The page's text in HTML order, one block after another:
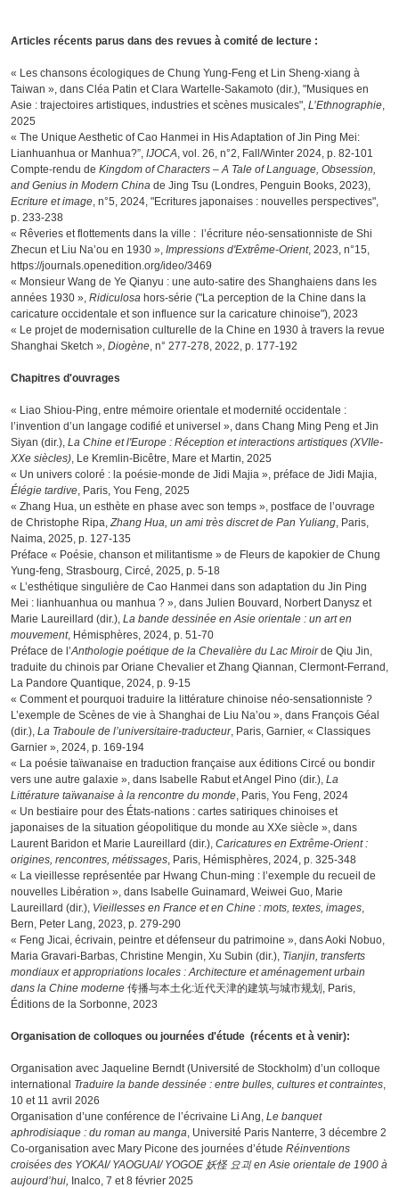
Articles récents parus dans des revues à comité de lecture :
« Les chansons écologiques de Chung Yung-Feng et Lin Sheng-xiang à
Taiwan », dans Cléa Patin et Clara Wartelle-Sakamoto (dir.), "Musiques en
Asie : trajectoires artistiques, industries et scènes musicales", L’Ethnographie
2025
« The Unique Aesthetic of Cao Hanmei in His Adaptation of Jin Ping Mei:
Lianhuanhua or Manhua?”, IJOCA , vol. 26, n°2, Fall/Winter 2024, p. 82-101
Compte-rendu de Kingdom of Characters ‒ A Tale of Language, Obsession,
and Genius in Modern China de Jing Tsu (Londres, Penguin Books, 2023),
Ecriture et image , n°5, 2024, "Ecritures japonaises : nouvelles perspectives",
p. 233-238
« Rêveries et flottements dans la ville : l’écriture néo-sensationniste de Shi
Zhecun et Liu Na’ou en 1930 », Impressions d'Extrême-Orient, 2023, n°15,
https://journals.openedition.org/ideo/3469
« Monsieur Wang de Ye Qianyu : une auto-satire des Shanghaiens dans les
années 1930 », Ridiculosa hors-série ("La perception de la Chine dans la
caricature occidentale et son influence sur la caricature chinoise"), 2023
« Le projet de modernisation culturelle de la Chine en 1930 à travers la revue
Shanghai Sketch », Diogène , n° 277-278, 2022, p. 177-192
Chapitres d'ouvrages
« Liao Shiou-Ping, entre mémoire orientale et modernité occidentale :
l’invention d’un langage codifié et universel », dans Chang Ming Peng et Jin
Siyan (dir.), La Chine et l'Europe : Réception et interactions artistiques (XVIIe-
XXe siècles) , Le Kremlin-Bicêtre, Mare et Martin, 2025
« Un univers coloré : la poésie-monde de Jidi Majia », préface de Jidi Majia,
Élégie tardive , Paris, You Feng, 2025
« Zhang Hua, un esthète en phase avec son temps », postface de l’ouvrage
de Christophe Ripa, Zhang Hua, un ami très discret de Pan Yuliang , Paris,
Naima, 2025, p. 127-135
Préface « Poésie, chanson et militantisme » de Fleurs de kapokier de Chung
Yung-feng, Strasbourg, Circé, 2025, p. 5-18
« L’esthétique singulière de Cao Hanmei dans son adaptation du Jin Ping
Mei : lianhuanhua ou manhua ? », dans Julien Bouvard, Norbert Danysz et
Marie Laureillard (dir.), La bande dessinée en Asie orientale : un art en
mouvement, Hémisphères, 2024, p. 51-70
Préface de l’Anthologie poétique de la Chevalière du Lac Miroirde Qiu Jin,
traduite du chinois par Oriane Chevalier et Zhang Qiannan, Clermont-Ferrand,
La Pandore Quantique, 2024, p. 9-15
« Comment et pourquoi traduire la littérature chinoise néo-sensationniste ?
L’exemple de Scènes de vie à Shanghai de Liu Na’ou », dans François Géal
(dir.), La Traboule de l’universitaire-traducteur, Paris, Garnier, « Classiques
Garnier », 2024, p. 169-194
« La poésie taïwanaise en traduction française aux éditions Circé ou bondir
vers une autre galaxie », dans Isabelle Rabut et Angel Pino (dir.), La
Littérature taïwanaise à la rencontre du monde , Paris, You Feng, 2024
« Un bestiaire pour des États-nations : cartes satiriques chinoises et
japonaises de la situation géopolitique du monde au XXe siècle », dans
Laurent Baridon et Marie Laureillard (dir.), Caricatures en Extrême-Orient :
origines, rencontres, métissages , Paris, Hémisphères, 2024, p. 325-348
« La vieillesse représentée par Hwang Chun-ming : l’exemple du recueil de
nouvelles Libération », dans Isabelle Guinamard, Weiwei Guo, Marie
Laureillard (dir.), Vieillesses en France et en Chine : mots, textes, images
Bern, Peter Lang, 2023, p. 279-290
« Feng Jicai, écrivain, peintre et défenseur du patrimoine », dans Aoki Nobuo,
Maria Gravari-Barbas, Christine Mengin, Xu Subin (dir.), Tianjin, transferts
mondiaux et appropriations locales : Architecture et aménagement urbain
dans la Chine moderne 传播与本土化:近代天津的建筑与城市规划, Paris,
Éditions de la Sorbonne, 2023
Organisation de colloques ou journées d'étude (récents et à venir):
Organisation avec Jaqueline Berndt (Université de Stockholm) d’un colloque
international Traduire la bande dessinée : entre bulles, cultures et contraintes
10 et 11 avril 2026
Organisation d’une conférence de l’écrivaine Li Ang, Le banquet
aphrodisiaque : du roman au manga , Université Paris Nanterre, 3 décembre 2
Co-organisation avec Mary Picone des journées d’étude Réinventions
croisées des YOKAI/ YAOGUAI/ YOGOE 妖怪 요괴 en Asie orientale de 1900 à
aujourd’hui, Inalco, 7 et 8 février 2025